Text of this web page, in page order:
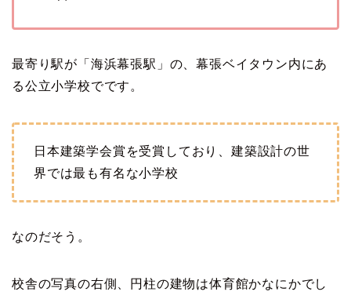
最寄り駅が「海浜幕張駅」の、幕張ベイタウン内にあ
る公立小学校でです。
日本建築学会賞を受賞しており、建築設計の世
界では最も有名な小学校
なのだそう。
校舎の写真の右側、円柱の建物は体育館かなにかでし